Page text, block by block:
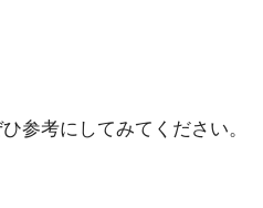
参考にしてみてください。